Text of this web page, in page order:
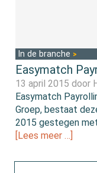
In de branche
Easymatch
13 april 2015 door
Easymatch
Groep, bestaat
2015 gestegen
[Lees meer …]